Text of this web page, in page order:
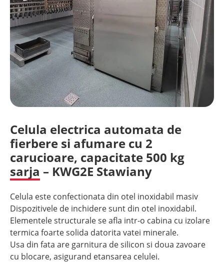
Celula electrica automata de
fierbere si afumare cu 2
carucioare, capacitate 500 kg
sarja – KWG2E Stawiany
Celula este confectionata din otel inoxidabil masiv
Dispozitivele de inchidere sunt din otel inoxidabil.
Elementele structurale se afla intr-o cabina cu izolare
termica foarte solida datorita vatei minerale.
Usa din fata are garnitura de silicon si doua zavoare
cu blocare, asigurand etansarea celulei.